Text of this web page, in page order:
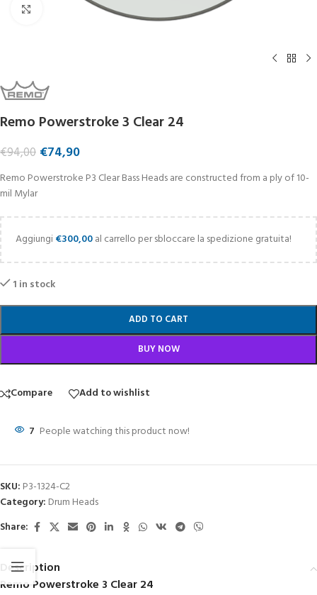
Click to enlarge
Remo Powerstroke 3 Clear 24
€94,00 €74,90
Remo Powerstroke P3 Clear Bass Heads are constructed from a ply of 10-
mil Mylar
Aggiungi€300,00al carrello per sbloccare la spedizione gratuita!
1 in stock
ADD TO CART
BUY NOW
Compare Add to wishlist
7 People watching this product now!
SKU: P3-1324-C2
Category: Drum Heads
Share:
Description
Remo Powerstroke 3 Clear 24